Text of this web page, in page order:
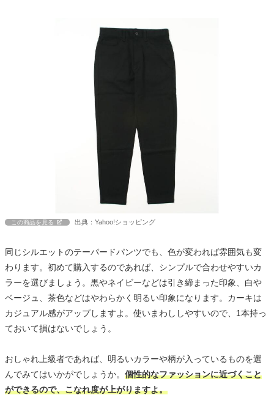
この商品を見る 出典：Yahoo!ショッピング
同じシルエットのテーパードパンツでも、色が変われば雰囲気も変
わります。初めて購入するのであれば、シンプルで合わせやすいカ
ラーを選びましょう。黒やネイビーなどは引き締まった印象、白や
ベージュ、茶色などはやわらかく明るい印象になります。カーキは
カジュアル感がアップしますよ。使いまわししやすいので、1本持っ
ておいて損はないでしょう。
おしゃれ上級者であれば、明るいカラーや柄が入っているものを選
んでみてはいかがでしょうか。 個性的なファッションに近づくこと
ができるので、こなれ度が上がりますよ。